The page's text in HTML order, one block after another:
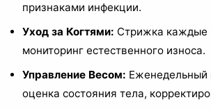
признаками инфекции.
Уход за Когтями: Стрижка каждые
мониторинг естественного износа.
Управление Весом: Еженедельный
оценка состояния тела,